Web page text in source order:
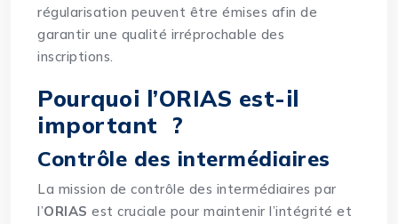
régularisation peuvent être émises afin de
garantir une qualité irréprochable des
inscriptions.
Pourquoi l’ORIAS est-il
important ?
Contrôle des intermédiaires
La mission de contrôle des intermédiaires par
l’ORIAS est cruciale pour maintenir l’intégrité et